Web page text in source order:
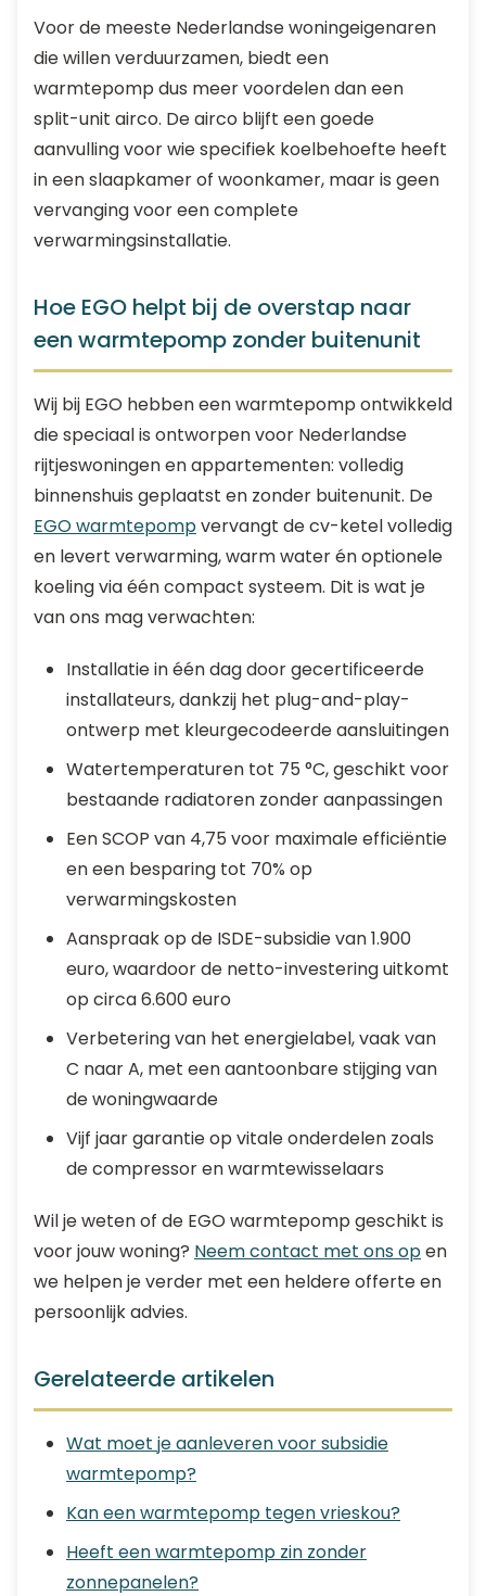
Voor de meeste Nederlandse woningeigenaren
die willen verduurzamen, biedt een
warmtepomp dus meer voordelen dan een
split-unit airco. De airco blijft een goede
aanvulling voor wie specifiek koelbehoefte heeft
in een slaapkamer of woonkamer, maar is geen
vervanging voor een complete
verwarmingsinstallatie.
Hoe EGO helpt bij de overstap naar
een warmtepomp zonder buitenunit
Wij bij EGO hebben een warmtepomp ontwikkeld
die speciaal is ontworpen voor Nederlandse
rijtjeswoningen en appartementen: volledig
binnenshuis geplaatst en zonder buitenunit. De
EGO warmtepompvervangt de cv-ketel volledig
en levert verwarming, warm water én optionele
koeling via één compact systeem. Dit is wat je
van ons mag verwachten:
Installatie in één dag door gecertificeerde
installateurs, dankzij het plug-and-play-
ontwerp met kleurgecodeerde aansluitingen
Watertemperaturen tot 75 °C, geschikt voor
bestaande radiatoren zonder aanpassingen
Een SCOP van 4,75 voor maximale efficiëntie
en een besparing tot 70% op
verwarmingskosten
Aanspraak op de ISDE-subsidie van 1.900
euro, waardoor de netto-investering uitkomt
op circa 6.600 euro
Verbetering van het energielabel, vaak van
C naar A, met een aantoonbare stijging van
de woningwaarde
Vijf jaar garantie op vitale onderdelen zoals
de compressor en warmtewisselaars
Wil je weten of de EGO warmtepomp geschikt is
voor jouw woning? Neem contact met ons open
we helpen je verder met een heldere offerte en
persoonlijk advies.
Gerelateerde artikelen
Wat moet je aanleveren voor subsidie
warmtepomp?
Kan een warmtepomp tegen vrieskou?
Heeft een warmtepomp zin zonder
zonnepanelen?